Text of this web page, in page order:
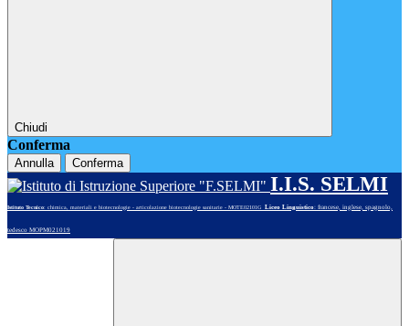
Chiudi
Conferma
Annulla Conferma
I.I.S. SELMI
Istituto Tecnico: chimica, materiali e biotecnologie - articolazione biotecnologie sanitarie - MOTE02101G Liceo Linguistico: francese, inglese, spagnolo,
tedesco MOPM021019